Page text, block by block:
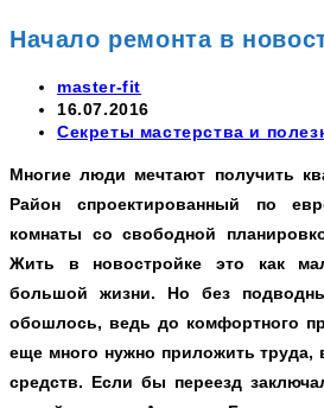
Начало ремонта в
Автор
записи:
master-fit
Запись
опубликована:
16.07.2016
Рубрика
Секреты мастерства и
Многие люди мечтают получить
Район спроектированный по
комнаты со свободной
Жить в новостройке это как
большой жизни. Но без
обошлось, ведь до комфортного
еще много нужно приложить
средств. Если бы переезд